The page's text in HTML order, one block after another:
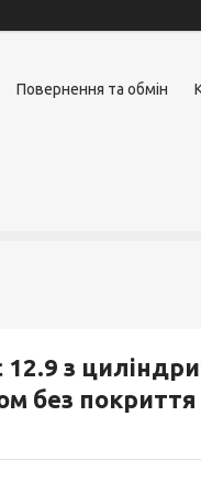
Повернення та обмін
з
без покриття